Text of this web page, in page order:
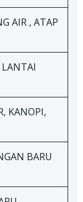
AIR , ATAP
LANTAI
KANOPI,
BARU